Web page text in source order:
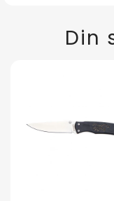
Din